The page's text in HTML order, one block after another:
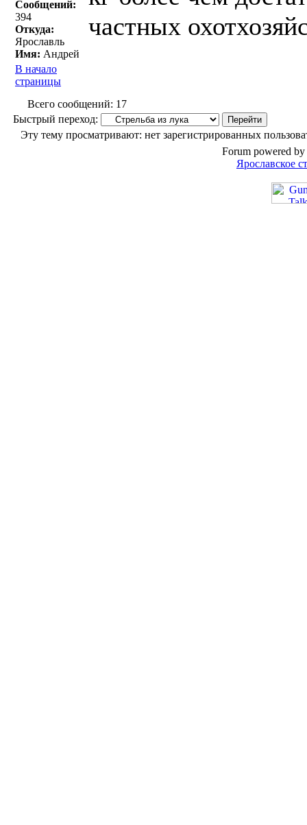
Сообщений:
394
Откуда:
Ярославль
Имя: Андрей
частных
В начало
страницы
Всего сообщений: 17
Быстрый переход:
Эту тему просматривают: нет зарегистрированных
Forum powered
Ярославское